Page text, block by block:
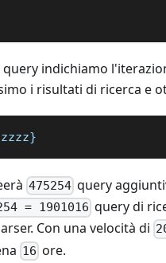
indichiamo
i risultati di ricerca e
475254 query
= 1901016 query di
Con una velocità di
16 ore.